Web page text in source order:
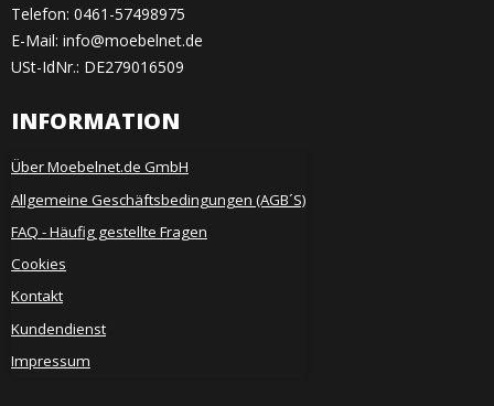
Telefon: 0461-57498975
E-Mail: info@moebelnet.de
USt-IdNr.: DE279016509
INFORMATION
Über Moebelnet.de GmbH
Allgemeine Geschäftsbedingungen (AGB´S)
FAQ - Häufig gestellte Fragen
Cookies
Kontakt
Kundendienst
Impressum